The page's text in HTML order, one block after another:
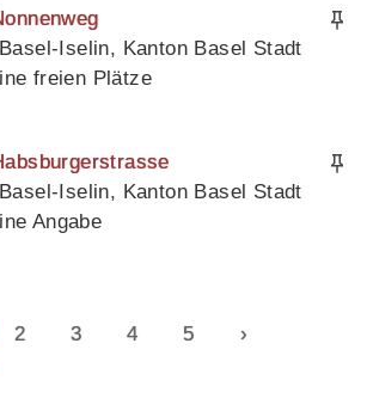
Iselin, Kanton Basel Stadt
freien Plätze
Iselin, Kanton Basel Stadt
Angabe
2 3 4 5 ›